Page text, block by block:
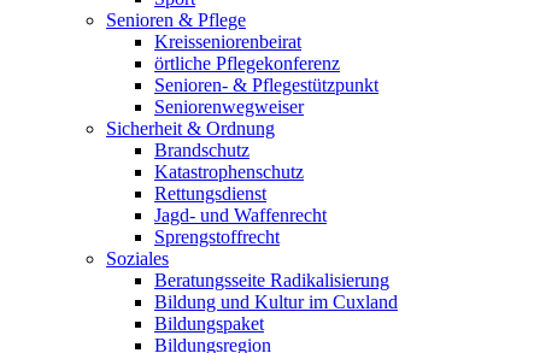
Senioren & Pflege
Kreisseniorenbeirat
örtliche Pflegekonferenz
Senioren- & Pflegestützpunkt
Seniorenwegweiser
Sicherheit & Ordnung
Brandschutz
Katastrophenschutz
Rettungsdienst
Jagd- und Waffenrecht
Sprengstoffrecht
Soziales
Beratungsseite Radikalisierung
Bildung und Kultur im Cuxland
Bildungspaket
Bildungsregion